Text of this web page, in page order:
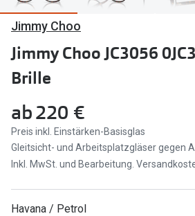
Marken
Ray-Ban
DbyD
Prada
Seen
Miu Miu
alle Marken
Jimmy Choo
Jimmy Choo JC3056
Brille
ab220 €
Preis inkl. Einstärken-Basisglas
Gleitsicht- und Arbeitsplatzgläser gegen
Inkl. MwSt. und Bearbeitung.
Havana / Petrol